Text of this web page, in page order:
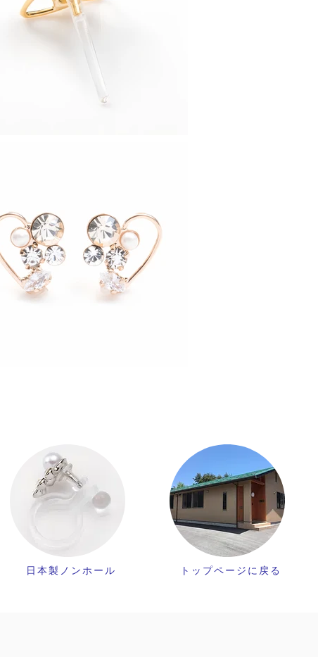
日本製ノンホール トップページに戻る